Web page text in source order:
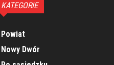
KATEGORIE
Powiat
Nowy Dwór